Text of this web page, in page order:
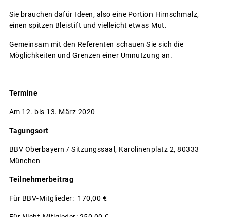
Sie brauchen dafür Ideen, also eine Portion Hirnschmalz,
einen spitzen Bleistift und vielleicht etwas Mut.
Gemeinsam mit den Referenten schauen Sie sich die
Möglichkeiten und Grenzen einer Umnutzung an.
Termine
Am 12. bis 13. März 2020
Tagungsort
BBV Oberbayern / Sitzungssaal, Karolinenplatz 2, 80333
München
Teilnehmerbeitrag
Für BBV-Mitglieder: 170,00 €